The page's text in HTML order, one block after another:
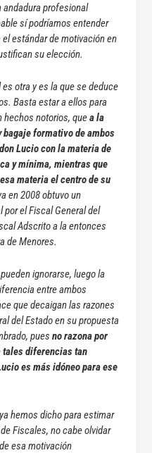
andadura profesional
sí podríamos entender
estándar de motivación en
su elección.
otra y es la que se deduce
Basta estar a ellos para
hechos notorios, quea la
formativo de ambos
Lucio con la materia de
y mínima, mientras que
materia el centro de su
en 2008 obtuvo un
el Fiscal General del
Adscrito a la entonces
de Menores.
ignorarse, luego la
entre ambos
que decaigan las razones
del Estado en su propuesta
puesno razona por
tales diferencias tan
es más idóneo para ese
hemos dicho para estimar
Fiscales, no cabe olvidar
esa motivación